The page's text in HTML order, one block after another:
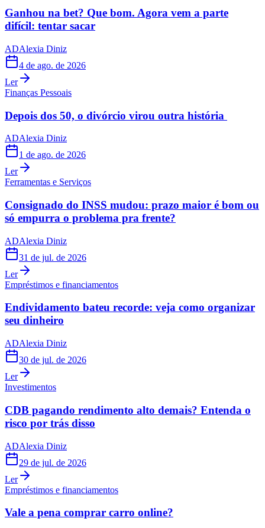
Ganhou na bet? Que bom. Agora vem a parte
difícil: tentar sacar
ADAlexia Diniz
4 de ago. de 2026
Ler
Finanças Pessoais
Depois dos 50, o divórcio virou outra história
ADAlexia Diniz
1 de ago. de 2026
Ler
Ferramentas e Serviços
Consignado do INSS mudou: prazo maior é bom ou
só empurra o problema pra frente?
ADAlexia Diniz
31 de jul. de 2026
Ler
Empréstimos e financiamentos
Endividamento bateu recorde: veja como organizar
seu dinheiro
ADAlexia Diniz
30 de jul. de 2026
Ler
Investimentos
CDB pagando rendimento alto demais? Entenda o
risco por trás disso
ADAlexia Diniz
29 de jul. de 2026
Ler
Empréstimos e financiamentos
Vale a pena comprar carro online?